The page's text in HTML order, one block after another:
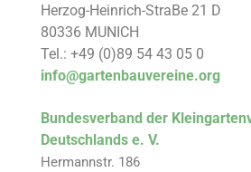
Herzog-Heinrich-StraBe 21 D
80336 MUNICH
Tel.: +49 (0)89 54 43 05 0
info@gartenbauvereine.org
Bundesverband der
Deutschlands e. V.
Hermannstr. 186